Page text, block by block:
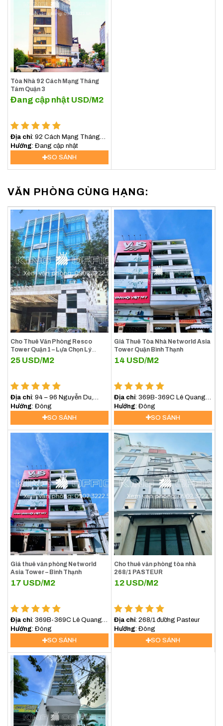
Tòa Nhà 92 Cách Mạng Tháng
Tám Quận 3
Đang cập nhật USD/M2
Địa chỉ: 92 Cách Mạng Tháng
Tám, Phường Xuân Hòa, TP.HCM
Hướng : Đang cập nhật
SO SÁNH
VĂN PHÒNG CÙNG HẠNG:
Cho Thuê Văn Phòng Resco
Tower Quận 1 – Lựa Chọn Lý
Tưởng Cho Doanh Nghiệp Tại
Trung Tâm TP.HCM
25 USD/M2
Địa chỉ: 94 – 96 Nguyễn Du,
Phường Sài Gòn (Phường Bến
Nghé, Quận 1)
Hướng : Đông
SO SÁNH
Giá Thuê Tòa Nhà Networld Asia
Tower Quận Bình Thạnh
14 USD/M2
Địa chỉ: 369B-369C Lê Quang
Định, Phường Bình Lợi Trung,
(Bình Thạnh) TP.HCM
Hướng : Đông
SO SÁNH
Giá thuê văn phòng Networld
Asia Tower – Bình Thạnh
17 USD/M2
Địa chỉ: 369B-369C Lê Quang
Định, Phường Bình lợi
Trung,TP.HCM
Hướng : Đông
SO SÁNH
Cho thuê văn phòng tòa nhà
268/1 PASTEUR
12 USD/M2
Địa chỉ: 268/1 đường Pasteur
Hướng : Đông
SO SÁNH